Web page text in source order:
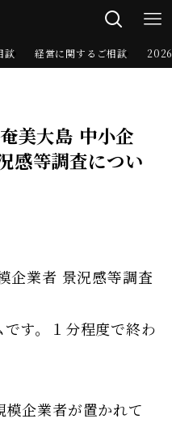
談 経営に関するご相談
美大島 中小企
感等調査につい
企業者 景況感等調査
です。１分程度で終わ
企業者が置かれて